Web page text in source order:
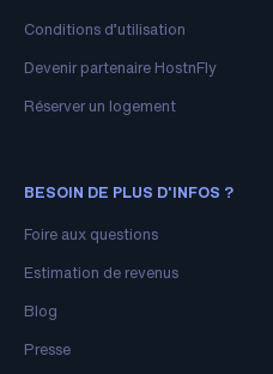
Conditions d’utilisation
Devenir partenaire HostnFly
Réserver un logement
BESOIN DE PLUS D'INFOS ?
Foire aux questions
Estimation de revenus
Blog
Presse